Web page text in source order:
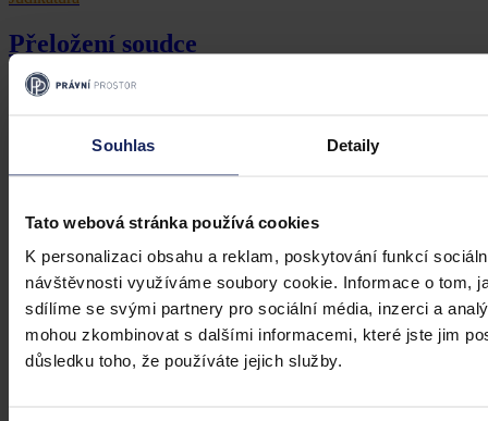
Souhlas Detaily
Tato webová stránka používá cookies
K personalizaci obsahu a reklam, poskytování funkcí
návštěvnosti využíváme soubory cookie. Informace o tom,
sdílíme se svými partnery pro sociální média, inzerci a
mohou zkombinovat s dalšími informacemi, které jste jim
důsledku toho, že používáte jejich služby.
Přeložení soudce
Předseda soudu může přeložit soudce na jinou agendu i bez jeho